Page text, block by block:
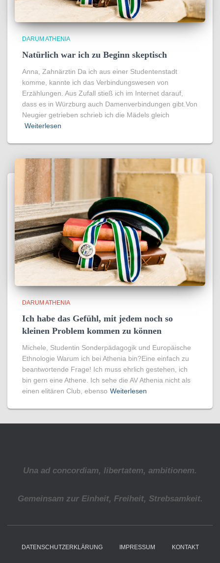
DARUM ATHENIA
Natürlich war ich zu Beginn skeptisch
Anna, Zahnärztin Da ich aus einer Studentenstadt
komme, kannte ich das Verbindungswesen von
Erzählungen. Aus Zufall stieß ich im Internet darauf,
dass es in Würzburg auch Damenverbindungen gibt.Von
Neugier getrieben schrieb ich die Mädels gleich
Weiterlesen
DARUM ATHENIA
Ich habe das Gefühl, mit jedem noch so
kleinen Problem kommen zu können
Michele, Studentin Sonderpädagogik und Europäische
Ethnologie Warum ich bei Athenia bin?Eine einfach zu
beantwortende Frage! Ich muss ehrlich gestehen, ich
bin gern eine Athene. Ich sehe die AV Athenia nicht als
einen elitären Club, ebenso Weiterlesen
Una ad concordiam, libertatem, ambitionem.
Gemeinsam zur Einheit, Freiheit, Strebsamkeit.
DATENSCHUTZERKLÄRUNG IMPRESSUM KONTAKT